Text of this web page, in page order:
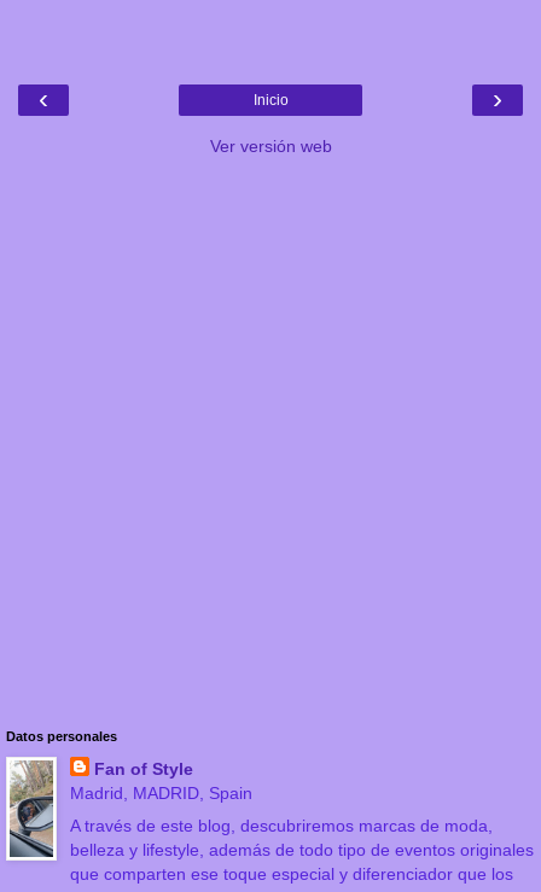
‹ ›
Inicio
Ver versión web
Datos personales
Fan of Style
Madrid, MADRID, Spain
A través de este blog, descubriremos marcas de moda,
belleza y lifestyle, además de todo tipo de eventos originales
que comparten ese toque especial y diferenciador que los